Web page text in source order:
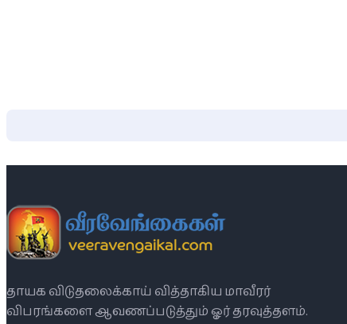
தாயக விடுதலைக்காய் வித்தாகிய மாவீரர்
விபரங்களை ஆவணப்படுத்தும் ஓர் தரவுத்தளம்.